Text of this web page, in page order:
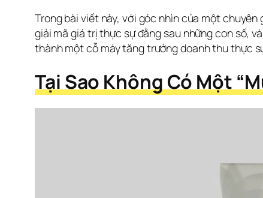
Trong bài viết này, với góc nhìn của một
giải mã giá trị thực sự đằng sau những con số,
thành một cỗ máy tăng trưởng doanh thu thực
Tại Sao Không Có Một